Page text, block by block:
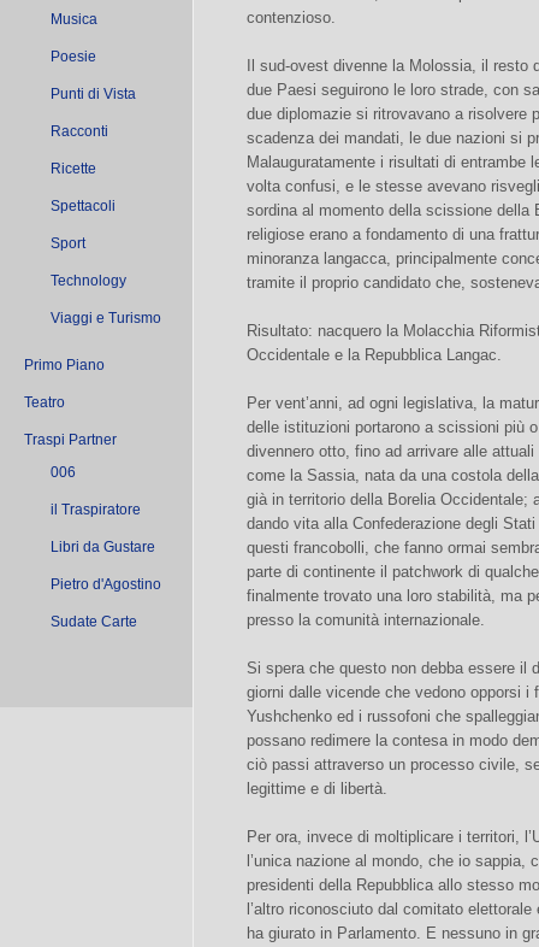
Musica
Poesie
Punti di Vista
Racconti
Ricette
Spettacoli
Sport
Technology
Viaggi e Turismo
Primo Piano
Teatro
Traspi Partner
006
il Traspiratore
Libri da Gustare
Pietro d'Agostino
Sudate Carte
contenzioso.
Il sud-ovest divenne la Molossia, il
due Paesi seguirono le loro strade, con
due diplomazie si ritrovavano a risolvere
scadenza dei mandati, le due nazioni si
Malauguratamente i risultati di entrambe
volta confusi, e le stesse avevano
sordina al momento della scissione della
religiose erano a fondamento di una
minoranza langacca, principalmente
tramite il proprio candidato che,
Risultato: nacquero la Molacchia
Occidentale e la Repubblica Langac.
Per vent’anni, ad ogni legislativa, la
delle istituzioni portarono a scissioni più
divennero otto, fino ad arrivare alle
come la Sassia, nata da una costola
già in territorio della Borelia Occidentale;
dando vita alla Confederazione degli
questi francobolli, che fanno ormai
parte di continente il patchwork di
finalmente trovato una loro stabilità, ma
presso la comunità internazionale.
Si spera che questo non debba essere il
giorni dalle vicende che vedono opporsi i
Yushchenko ed i russofoni che
possano redimere la contesa in modo
ciò passi attraverso un processo civile,
legittime e di libertà.
Per ora, invece di moltiplicare i territori,
l’unica nazione al mondo, che io sappia,
presidenti della Repubblica allo stesso
l’altro riconosciuto dal comitato
ha giurato in Parlamento. E nessuno in